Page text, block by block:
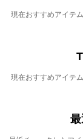
現在おすすめアイテ
現在おすすめアイテ